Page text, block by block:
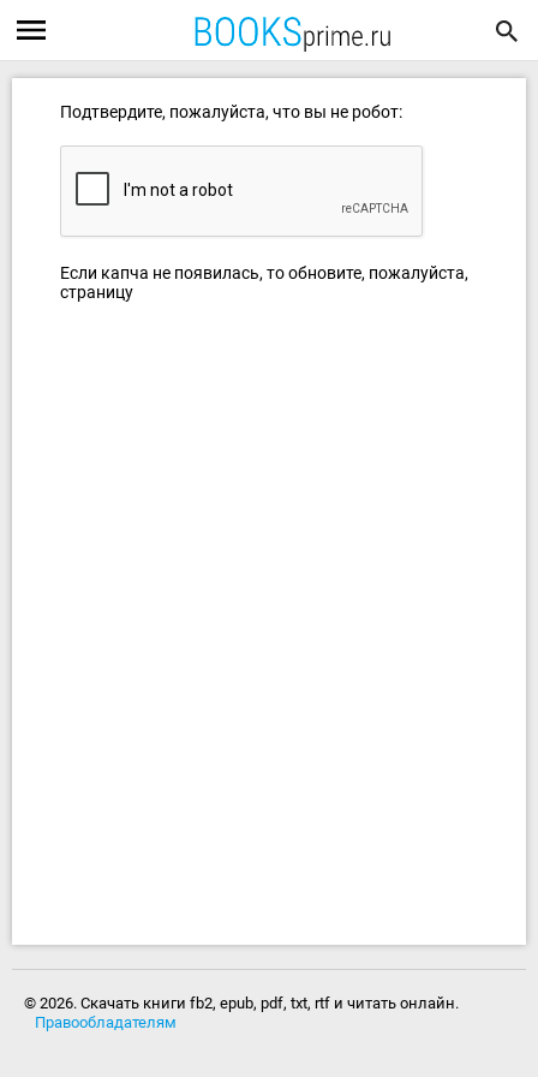
Подтвердите, пожалуйста, что вы не робот:
Если капча не появилась, то обновите, пожалуйста,
страницу
© 2026. Скачать книги fb2, epub, pdf, txt, rtf и читать онлайн.
Правообладателям